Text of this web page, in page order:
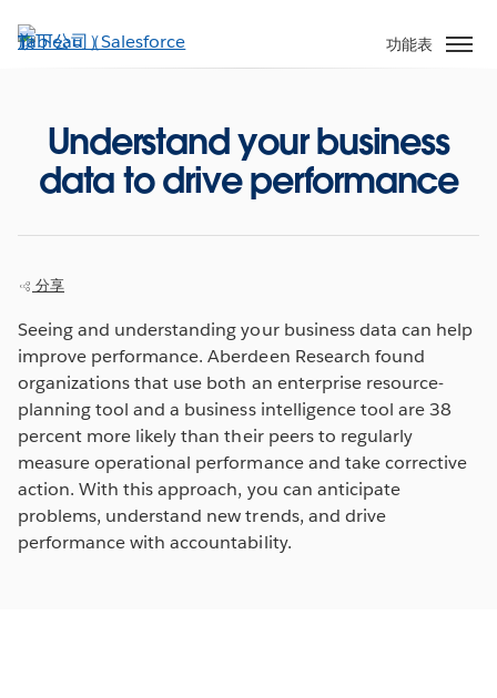
至
功能表
Understand your business
data to drive performance
分享
Seeing and understanding your business data can help
improve performance. Aberdeen Research found
organizations that use both an enterprise resource-
planning tool and a business intelligence tool are 38
percent more likely than their peers to regularly
measure operational performance and take corrective
action. With this approach, you can anticipate
problems, understand new trends, and drive
performance with accountability.